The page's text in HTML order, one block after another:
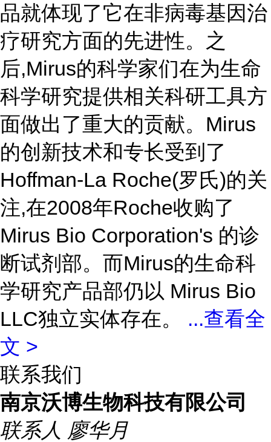
品就体现了它在非病毒基因治
疗研究方面的先进性。之
后,Mirus的科学家们在为生命
科学研究提供相关科研工具方
面做出了重大的贡献。Mirus
的创新技术和专长受到了
Hoffman-La Roche(罗氏)的关
注,在2008年Roche收购了
Mirus Bio Corporation's 的诊
断试剂部。而Mirus的生命科
学研究产品部仍以 Mirus Bio
LLC独立实体存在。 ...查看全
文 >
联系我们
南京沃博生物科技有限公司
联系人 廖华月